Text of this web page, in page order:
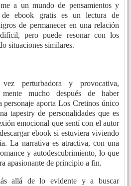
a un mundo de pensamientos y
de ebook gratis es un lectura de
de permanecer en una relación
pero puede resonar con los
situaciones similares.
perturbadora y provocativa,
mucho después de haber
personaje aporta Los Cretinos único
tapestry de personalidades que es
emocional que sentí con el autor
ebook si estuviera viviendo
La narrativa es atractiva, con una
y autodescubrimiento, lo que
apasionante de principio a fin.
allá de lo evidente y a buscar